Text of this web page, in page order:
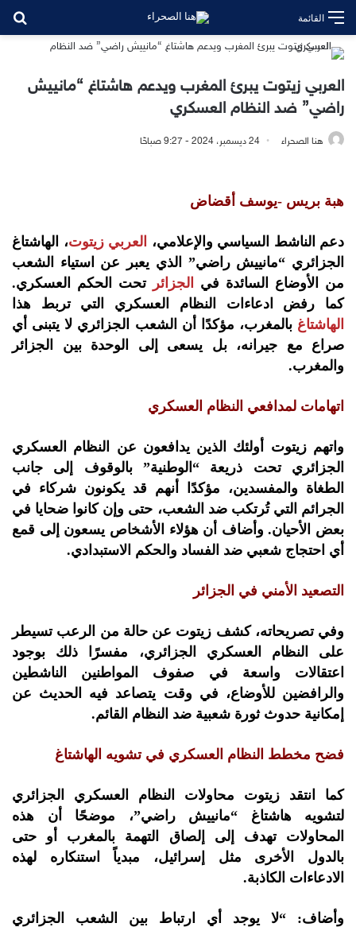
القائمة
العربي زيتوت يبرئ المغرب ويدعم هاشتاغ “مانييش
راضي” ضد النظام العسكري
هنا الصحراء 24 ديسمبر، 2024 - 9:27 صباحًا
هبة بريس -يوسف أقضاض
دعم الناشط السياسي والإعلامي، العربي زيتوت، الهاشتاغ
الجزائري “مانييش راضي” الذي يعبر عن استياء الشعب
من الأوضاع السائدة في الجزائر تحت الحكم العسكري.
كما رفض ادعاءات النظام العسكري التي تربط هذا
الهاشتاغ بالمغرب، مؤكدًا أن الشعب الجزائري لا يتبنى أي
صراع مع جيرانه، بل يسعى إلى الوحدة بين الجزائر
والمغرب.
اتهامات لمدافعي النظام العسكري
واتهم زيتوت أولئك الذين يدافعون عن النظام العسكري
الجزائري تحت ذريعة “الوطنية” بالوقوف إلى جانب
الطغاة والمفسدين، مؤكدًا أنهم قد يكونون شركاء في
الجرائم التي تُرتكب ضد الشعب، حتى وإن كانوا ضحايا في
بعض الأحيان. وأضاف أن هؤلاء الأشخاص يسعون إلى قمع
أي احتجاج شعبي ضد الفساد والحكم الاستبدادي.
التصعيد الأمني في الجزائر
وفي تصريحاته، كشف زيتوت عن حالة من الرعب تسيطر
على النظام العسكري الجزائري، مفسرًا ذلك بوجود
اعتقالات واسعة في صفوف المواطنين الناشطين
والرافضين للأوضاع، في وقت يتصاعد فيه الحديث عن
إمكانية حدوث ثورة شعبية ضد النظام القائم.
فضح مخطط النظام العسكري في تشويه الهاشتاغ
كما انتقد زيتوت محاولات النظام العسكري الجزائري
لتشويه هاشتاغ “مانييش راضي”، موضحًا أن هذه
المحاولات تهدف إلى إلصاق التهمة بالمغرب أو حتى
بالدول الأخرى مثل إسرائيل، مبدياً استنكاره لهذه
الادعاءات الكاذبة.
وأضاف: “لا يوجد أي ارتباط بين الشعب الجزائري